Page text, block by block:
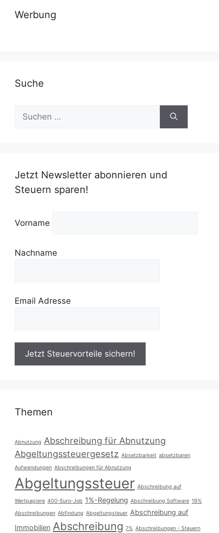
Werbung
Suche
nach:
Jetzt Newsletter abonnieren und
Steuern sparen!
Vorname
Nachname
Email Adresse
Themen
Abnutzung Abschreibung für Abnutzung
Abgeltungssteuergesetz Absetzbarkeit absetzbaren
Aufwendungen Abschreibungen für Abnutzung
Abgeltungssteuer Abschreibung auf
Wertpapiere 400-Euro-Job 1%-Regelung Abschreibung Software 19%
Abschreibungen Abfindung Abgeltungsteuer Abschreibung auf
Immobilien Abschreibung 7% Abschreibungen - Steuern